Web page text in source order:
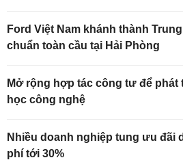
Ford Việt Nam khánh thành
chuẩn toàn cầu tại Hải Phòng
Mở rộng hợp tác công tư để
học công nghệ
Nhiều doanh nghiệp tung ưu đãi
phí tới 30%